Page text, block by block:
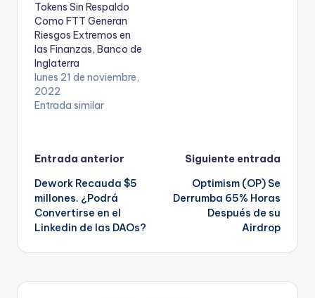
Tokens Sin Respaldo
Como FTT Generan
Riesgos Extremos en
las Finanzas, Banco de
Inglaterra
lunes 21 de noviembre,
2022
Entrada similar
Navegación
de
entradas
Entrada anterior
Dework Recauda $5
millones. ¿Podrá
Convertirse en el
Linkedin de las DAOs?
Siguiente entrada
Optimism (OP) Se
Derrumba 65% Horas
Después de su
Airdrop